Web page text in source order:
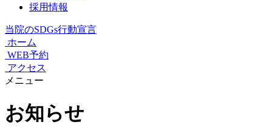
採用情報
当院のSDGs行動宣言
ホーム
WEB予約
アクセス
メニュー
お知らせ